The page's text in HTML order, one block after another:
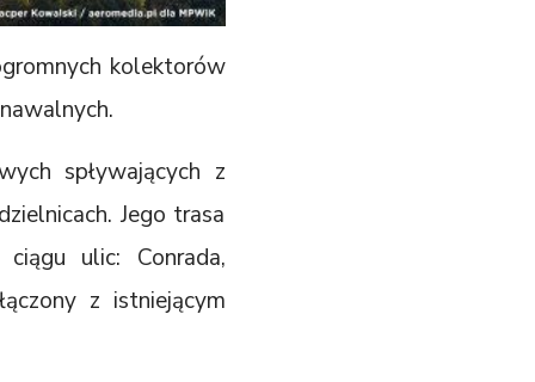
kolektorów
spływających z
Jego trasa
ulic: Conrada,
z istniejącym